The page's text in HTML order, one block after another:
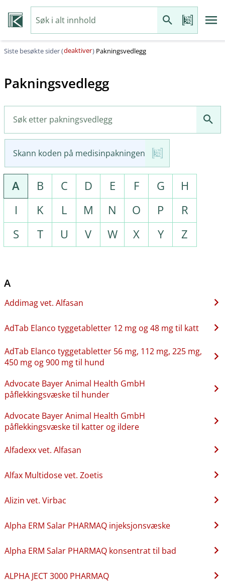
Siste besøkte sider (deaktiver) Pakningsvedlegg
Pakningsvedlegg
Skann koden på medisinpakningen
A B C D E F G
H
I
K L M N O P
R
S
T U V W X Y Z
A
Addimag vet. Alfasan
AdTab Elanco tyggetabletter 12 mg og 48 mg til katt
AdTab Elanco tyggetabletter 56 mg, 112 mg, 225 mg,
450 mg og 900 mg til hund
Advocate Bayer Animal Health GmbH
påflekkingsvæske til hunder
Advocate Bayer Animal Health GmbH
påflekkingsvæske til katter og ildere
Alfadexx vet. Alfasan
Alfax Multidose vet. Zoetis
Alizin vet. Virbac
Alpha ERM Salar PHARMAQ injeksjonsvæske
Alpha ERM Salar PHARMAQ konsentrat til bad
ALPHA JECT 3000 PHARMAQ